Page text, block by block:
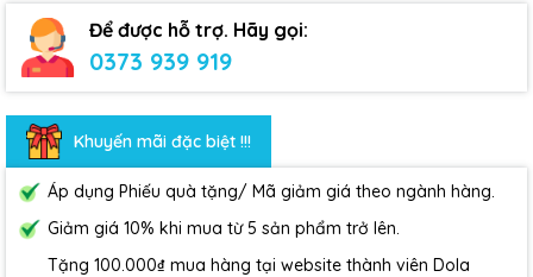
Để được hỗ trợ. Hãy gọi:
0373 939 919
Khuyến mãi đặc biệt !!!
Áp dụng Phiếu quà tặng/ Mã giảm giá theo ngành hàng.
Giảm giá 10% khi mua từ 5 sản phẩm trở lên.
Tặng 100.000₫ mua hàng tại website thành viên Dola